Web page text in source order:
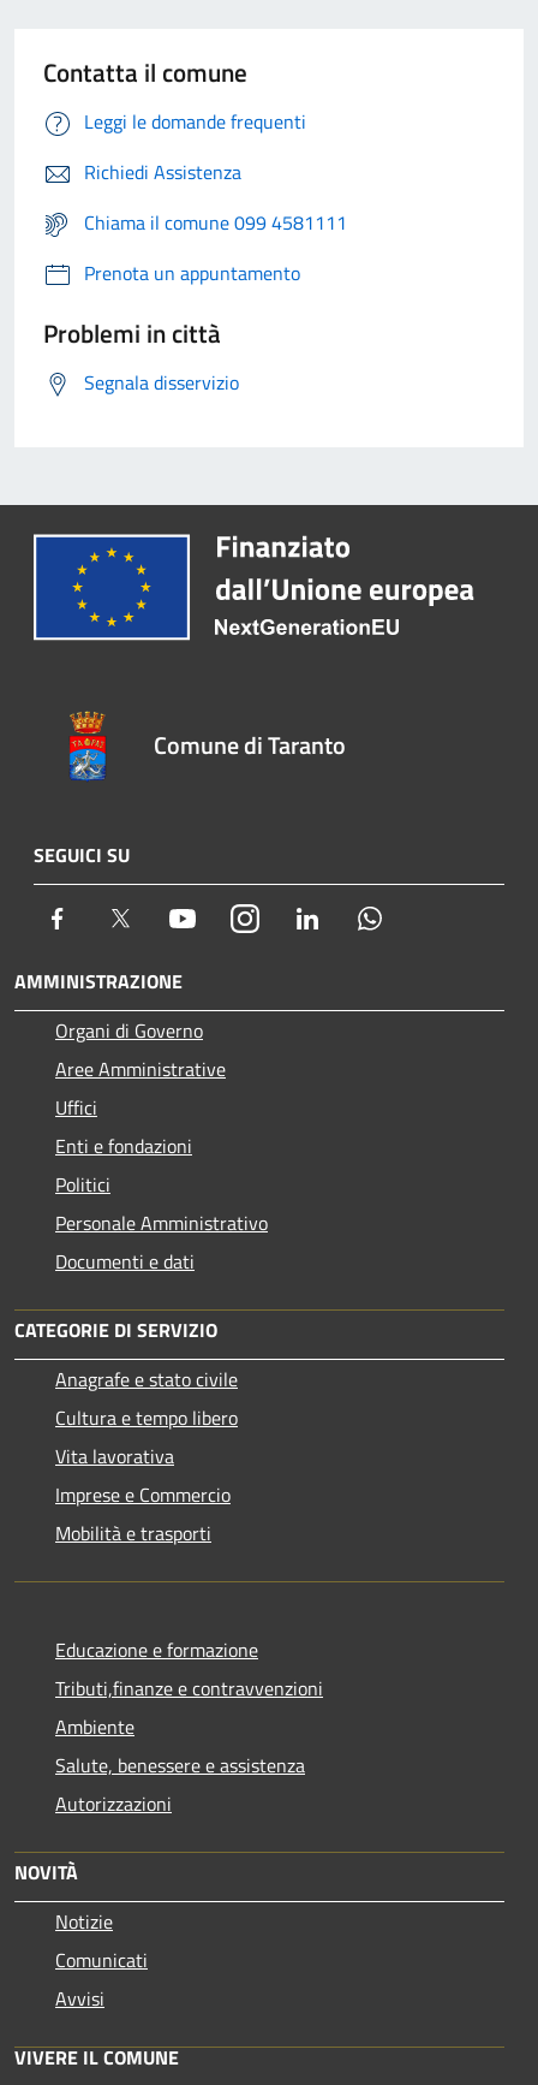
Contatta il comune
Leggi le domande frequenti
Richiedi Assistenza
Chiama il comune 099 4581111
Prenota un appuntamento
Problemi in città
Segnala disservizio
Comune di Taranto
SEGUICI SU
Facebook Twitter YoutubeInstagram LinkedIn
AMMINISTRAZIONE
Organi di Governo
Aree Amministrative
Uffici
Enti e fondazioni
Politici
Personale Amministrativo
Documenti e dati
CATEGORIE DI SERVIZIO
Anagrafe e stato civile
Cultura e tempo libero
Vita lavorativa
Imprese e Commercio
Mobilità e trasporti
Educazione e formazione
Tributi,finanze e contravvenzioni
Ambiente
Salute, benessere e assistenza
Autorizzazioni
NOVITÀ
Notizie
Comunicati
Avvisi
VIVERE IL COMUNE